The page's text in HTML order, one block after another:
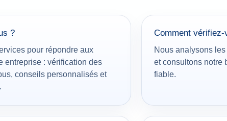
?
pour répondre aux
entreprise : vérification des
conseils personnalisés et
Comment
Nous analysons
et consultons notre
fiable.